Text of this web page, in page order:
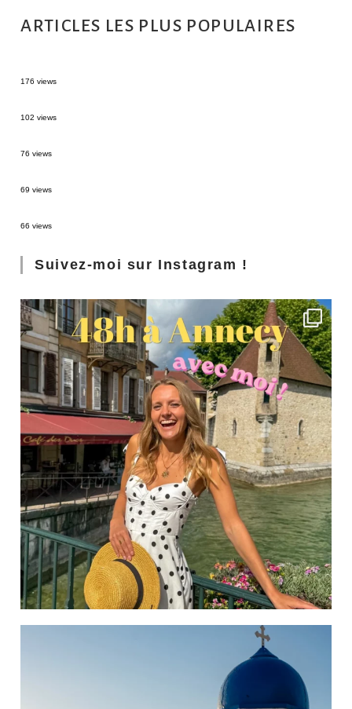
ARTICLES LES PLUS POPULAIRES
176 views
102 views
76 views
69 views
66 views
Suivez-moi sur Instagram !